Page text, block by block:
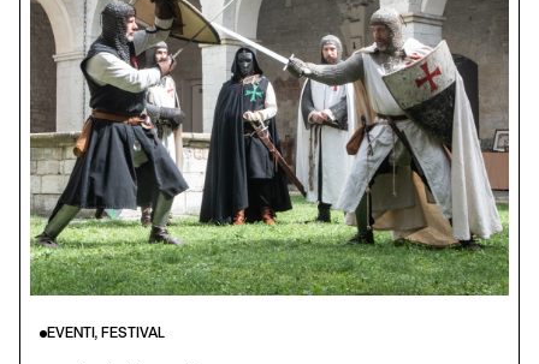
EVENTI, FESTIVAL